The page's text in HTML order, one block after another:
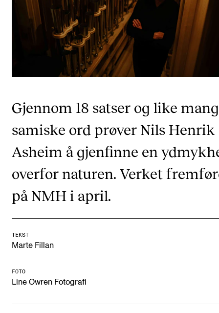
VERKTØY OG HJELP
IT og digitale tjenester
Innkjøp og økonomi
Rom og bygg
Alle hjelpesider
UNDERVISNING OG STUDENTSTØTTE
Eksamen og vitnemål
Timeplaner og undervisning
Digitale ressurser for undervisning
Studentenes psykososiale læringsmiljø
FORSKNING OG UTVIKLINGSARBEID
Gjennom 18 satser og like
samiske ord prøver Nils Henrik
Asheim å gjenfinne en
overfor naturen. Verket
på NMH i april.
TEKST
Marte Fillan
FOTO
Line Owren Fotografi